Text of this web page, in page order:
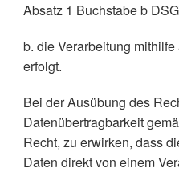
Absatz 1 Buchstabe b
b. die Verarbeitung
erfolgt.
Bei der Ausübung des
Datenübertragbarkeit
Recht, zu erwirken, dass
Daten direkt von einem